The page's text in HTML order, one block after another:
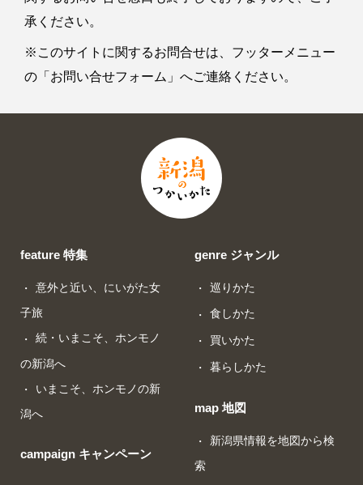
承ください。
※このサイトに関するお問合せは、フッターメニュー
の「お問い合せフォーム」へご連絡ください。
feature 特集
意外と近い、にいがた女
子旅
続・いまこそ、ホンモノ
の新潟へ
いまこそ、ホンモノの新
潟へ
campaign キャンペーン
genre ジャンル
巡りかた
食しかた
買いかた
暮らしかた
map 地図
新潟県情報を地図から検
索